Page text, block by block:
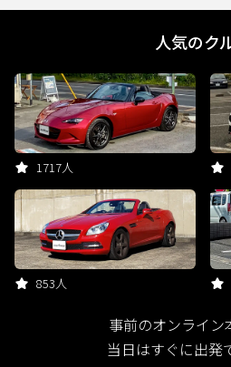
人気のク
1717人
853人
事前のオンライン
当日はすぐに出発